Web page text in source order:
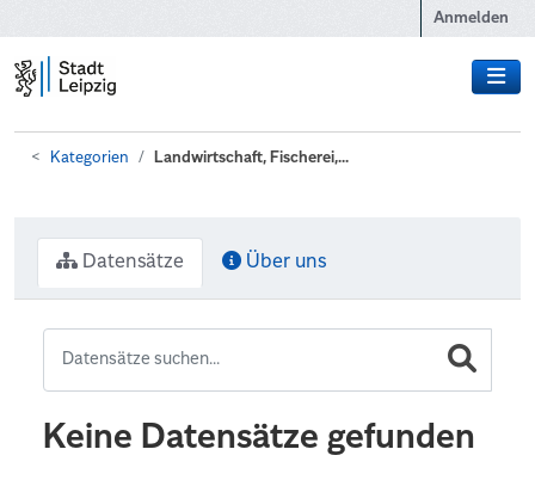
Anmelden
Kategorien Landwirtschaft, Fischerei,...
Datensätze Über uns
Keine Datensätze gefunden